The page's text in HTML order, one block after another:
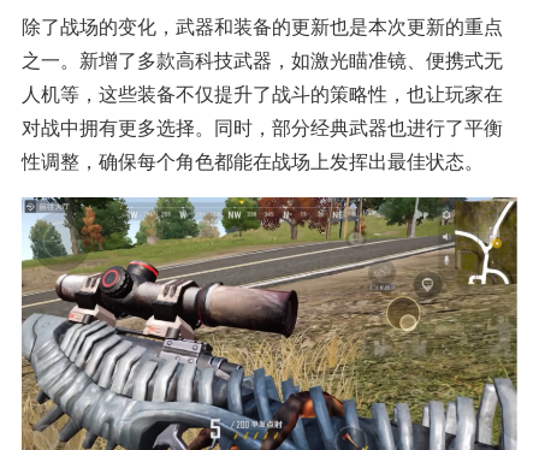
除了战场的变化，武器和装备的更新也是本次更新的重点
之一。新增了多款高科技武器，如激光瞄准镜、便携式无
人机等，这些装备不仅提升了战斗的策略性，也让玩家在
对战中拥有更多选择。同时，部分经典武器也进行了平衡
性调整，确保每个角色都能在战场上发挥出最佳状态。